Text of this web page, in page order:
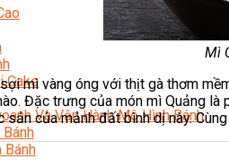
Cake
Và Vận Hành Mô Hình Bánh
Bánh
Mì
mì vàng óng với thịt gà thơm
Đặc trưng của món mì Quảng
sản của mảnh đất bình dị này.